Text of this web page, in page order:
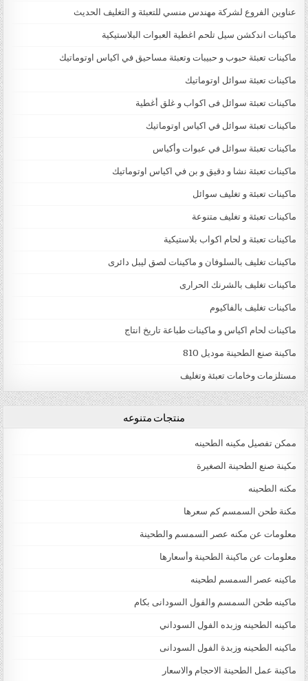
عناوين الفروع لشركة مهندس منسي للتعبئة و التغليف الحديث
ماكينات اندكشن سيل تلحم اغطية العبوات البلاستيكية
ماكينات تعبئة حبوب و حبيبات وتعبئة مساحيق في اكياس اوتوماتيك
ماكينات تعبئة سوائل اوتوماتيك
ماكينات تعبئة سوائل فى اكواب و غلق أغطية
ماكينات تعبئة سوائل في اكياس اوتوماتيك
ماكينات تعبئة سوائل في عبوات وأكياس
ماكينات تعبئة نشا و دقيق و بن في اكياس اوتوماتيك
ماكينات تعبئة و تغليف سوائل
ماكينات تعبئة و تغليف متنوعة
ماكينات تعبئة و لحام اكواب بلاستيكية
ماكينات تغليف بالسلوفان و ماكينات لصق ليبل دائرى
ماكينات تغليف بالشرنك الحرارى
ماكينات تغليف بالفاكيوم
ماكينات لحام اكياس و ماكينات طباعة تاريخ انتاج
ماكينة صنع الطحينة موديل 810
مستلزمات وخامات تعبئة وتغليف
منتجات متنوعه
ممكن تفصيل مكينه الطحينه
مكينة صنع الطحينة الصغيرة
مكنه الطحينه
مكنة طحن السمسم كم سعرها
معلومات عن مكنه عصر السمسم والطحينة
معلومات عن ماكينة الطحينة وأسعارها
ماكينه عصر السمسم لطحينه
ماكينه طحن السمسم والفول السودانى بكام
ماكينه الطحينه وزبده الفول السوداني
ماكينه الطحينه وزبدة الفول السودانى
ماكينة عمل الطحينة الاحجام والاسعار